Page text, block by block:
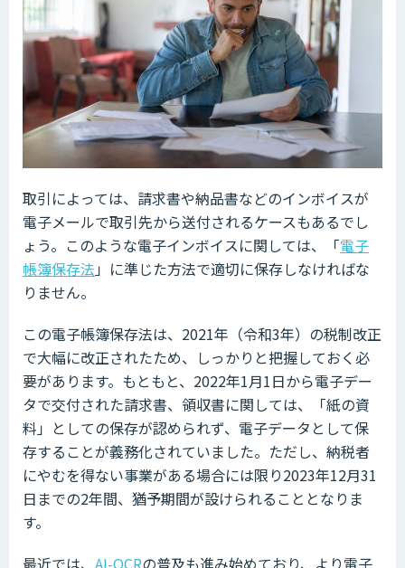
取引によっては、請求書や納品書などのインボイスが
電子メールで取引先から送付されるケースもあるでし
ょう。このような電子インボイスに関しては、「電子
帳簿保存法」に準じた方法で適切に保存しなければな
りません。
この電子帳簿保存法は、2021年（令和3年）の税制改正
で大幅に改正されたため、しっかりと把握しておく必
要があります。もともと、2022年1月1日から電子デー
タで交付された請求書、領収書に関しては、「紙の資
料」としての保存が認められず、電子データとして保
存することが義務化されていました。ただし、納税者
にやむを得ない事業がある場合には限り2023年12月31
日までの2年間、猶予期間が設けられることとなりま
す。